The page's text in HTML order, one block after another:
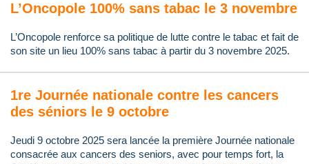
L’Oncopole 100% sans tabac le 3 novembre
L’Oncopole renforce sa politique de lutte contre le tabac et fait de
son site un lieu 100% sans tabac à partir du 3 novembre 2025.
1re Journée nationale contre les cancers
des séniors le 9 octobre
Jeudi 9 octobre 2025 sera lancée la première Journée nationale
consacrée aux cancers des seniors, avec pour temps fort, la